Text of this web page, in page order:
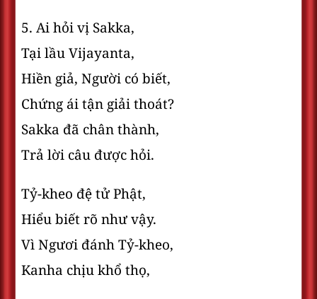
5. Ai hỏi vị Sakka,
Tại lầu Vijayanta,
Hiền giả, Người có biết,
Chứng ái tận giải thoát?
Sakka đã chân thành,
Trả lời câu được hỏi.
Tỷ-kheo đệ tử Phật,
Hiểu biết rõ như vậy.
Vì Ngươi đánh Tỷ-kheo,
Kanha chịu khổ thọ,